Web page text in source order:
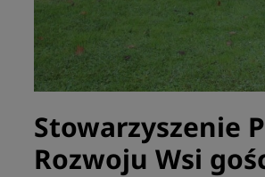
Stowarzyszenie
Rozwoju Wsi